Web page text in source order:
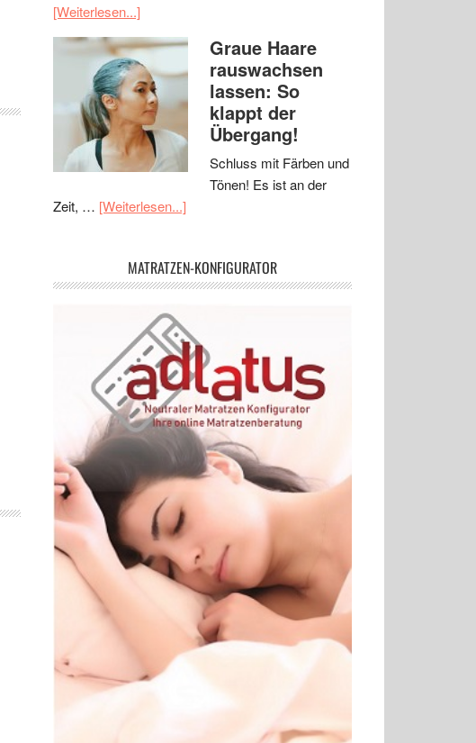
[Weiterlesen...]
Graue Haare
rauswachsen
lassen: So
klappt der
Übergang!
Schluss mit Färben und
Tönen! Es ist an der
Zeit, … [Weiterlesen...]
MATRATZEN-KONFIGURATOR